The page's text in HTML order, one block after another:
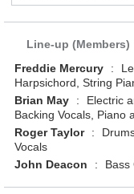
Line-up (Members)
Freddie Mercury
:
Harpsichord, String
Brian May
:
Electric
Backing Vocals, Piano
Roger Taylor
:
Vocals
John Deacon
: Bass